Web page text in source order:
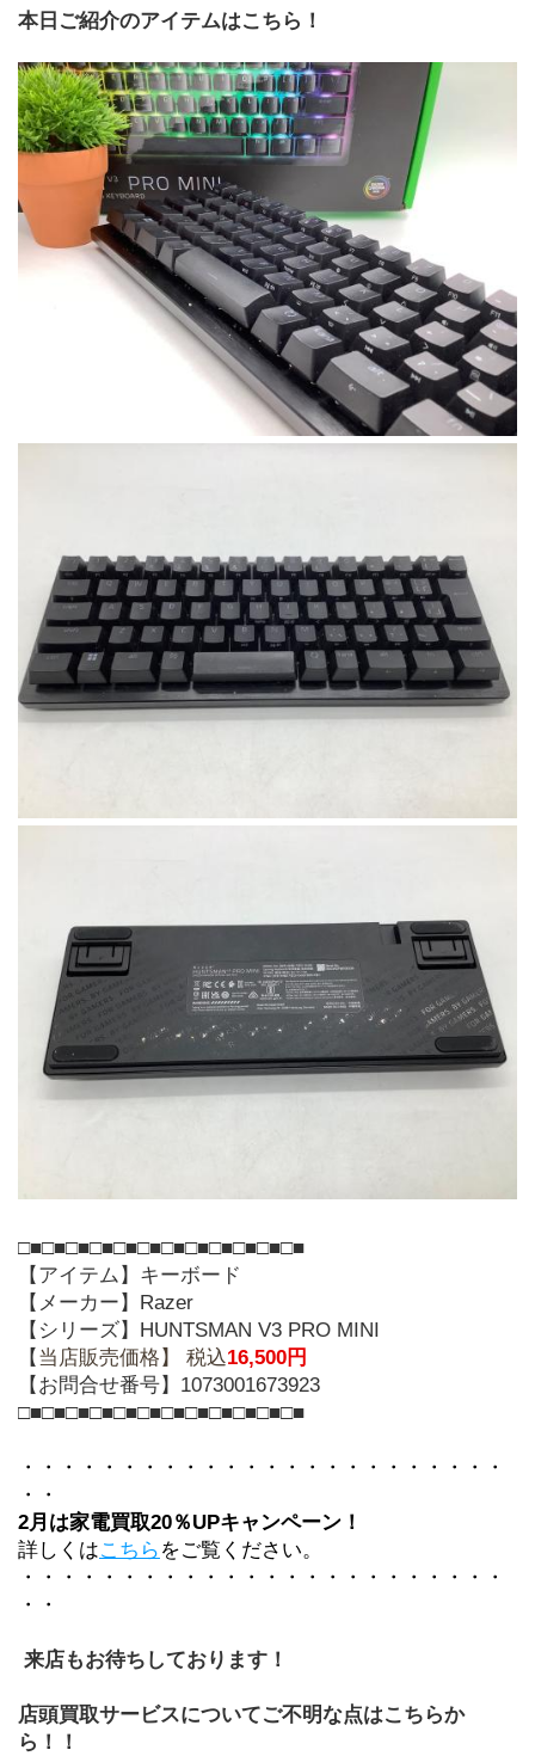
本日ご紹介のアイテムはこちら！
□■□■□■□■□■□■□■□■□■□■□■□■
【アイテム】キーボード
【メーカー】Razer
【シリーズ】HUNTSMAN V3 PRO MINI
【 当店販売価格】 税込16,500円
【お問合せ番号】1073001673923
□■□■□■□■□■□■□■□■□■□■□■□■
・・・・・・・・・・・・・・・・・・・・・・・・
・・
2月は家電買取20％UPキャンペーン！
詳しくはこちら をご覧ください。
・・・・・・・・・・・・・・・・・・・・・・・・
・・
来店もお待ちしております！
店頭買取サービスについてご不明な点はこちらか
ら！！